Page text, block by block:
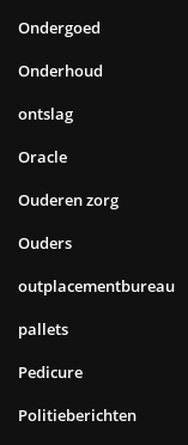
Ondergoed
Onderhoud
ontslag
Oracle
Ouderen zorg
Ouders
outplacementbureau
pallets
Pedicure
Politieberichten